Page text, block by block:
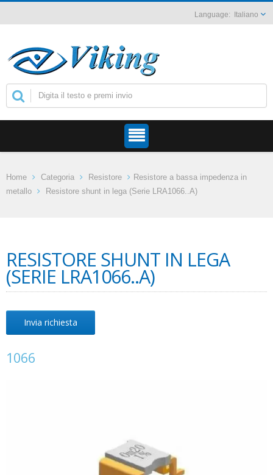
Italiano
Home Categoria Resistore
Resistore a bassa impedenza in
metallo
Resistore shunt in lega (Serie LRA1066..A)
RESISTORE SHUNT IN LEGA
(SERIE LRA1066..A)
Invia richiesta
1066